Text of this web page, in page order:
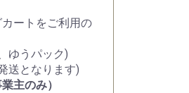
カートをご利用の
ゆうパック)
送となります)
主のみ）